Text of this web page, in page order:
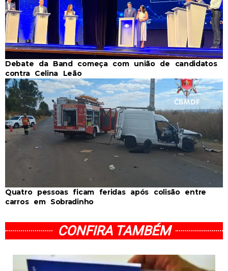
Debate da Band começa com união de candidatos
contra Celina Leão
Quatro pessoas ficam feridas após colisão entre
carros em Sobradinho
CONFIRA TAMBÉM